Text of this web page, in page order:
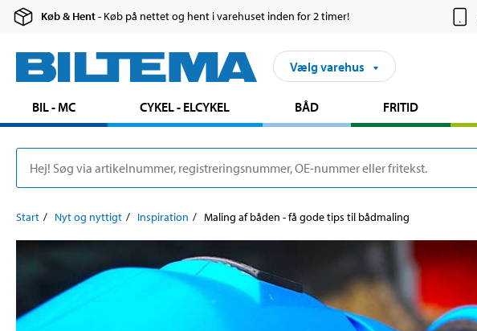
Køb & Hent- Køb på nettet og hent i varehuset inden for 2 timer!
Vælg varehus
BIL - MC CYKEL - ELCYKEL BÅD FRITID
Start Nyt og nyttigt Inspiration Maling af båden - få gode tips til bådmaling